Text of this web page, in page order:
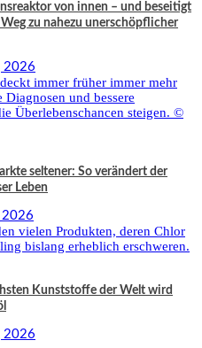
von innen – und beseitigt
zu nahezu unerschöpflicher
2026
seltener: So verändert der
Leben
2026
Kunststoffe der Welt wird
2026